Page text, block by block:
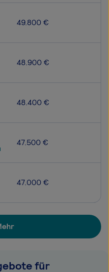
49.800 €
48.900 €
48.400 €
47.500 €
47.000 €
für